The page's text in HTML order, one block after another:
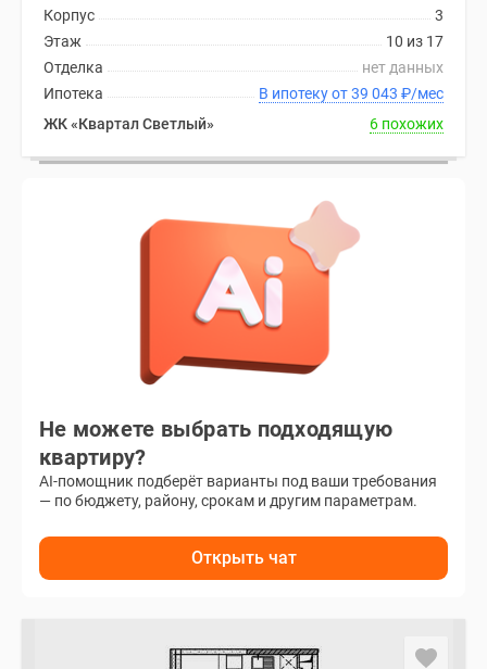
3
Корпус
10 из 17
Этаж
нет данных
Отделка
В ипотеку от 39 043 ₽/мес
Ипотека
ЖК «Квартал Светлый»
6 похожих
Не можете выбрать подходящую
квартиру?
AI-помощник подберёт варианты под ваши требования
— по бюджету, району, срокам и другим параметрам.
Открыть чат